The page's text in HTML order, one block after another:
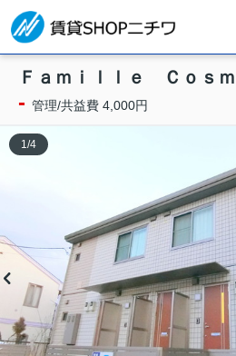
Ｆａｍｉｌｌｅ Ｃｏｓｍ
- 管理/共益費 4,000円
1 /4